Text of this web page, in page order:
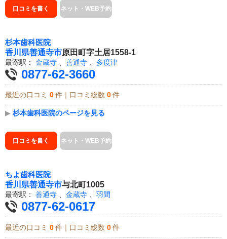
口コミを書く ネット・WEB予約
杉本歯科医院
香川県善通寺市原田町字土居1558-1
最寄駅： 金蔵寺 善通寺 多度津
0877-62-3660
最近の口コミ 0 件｜口コミ総数 0 件
▶ 杉本歯科医院のページを見る
口コミを書く ネット・WEB予約
ちよ歯科医院
香川県善通寺市与北町1005
最寄駅： 善通寺 、 金蔵寺 、 羽間
0877-62-0617
最近の口コミ 0 件｜口コミ総数 0 件